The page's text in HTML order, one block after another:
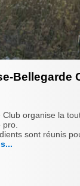
Bellegarde
Club organise la
sont réunis